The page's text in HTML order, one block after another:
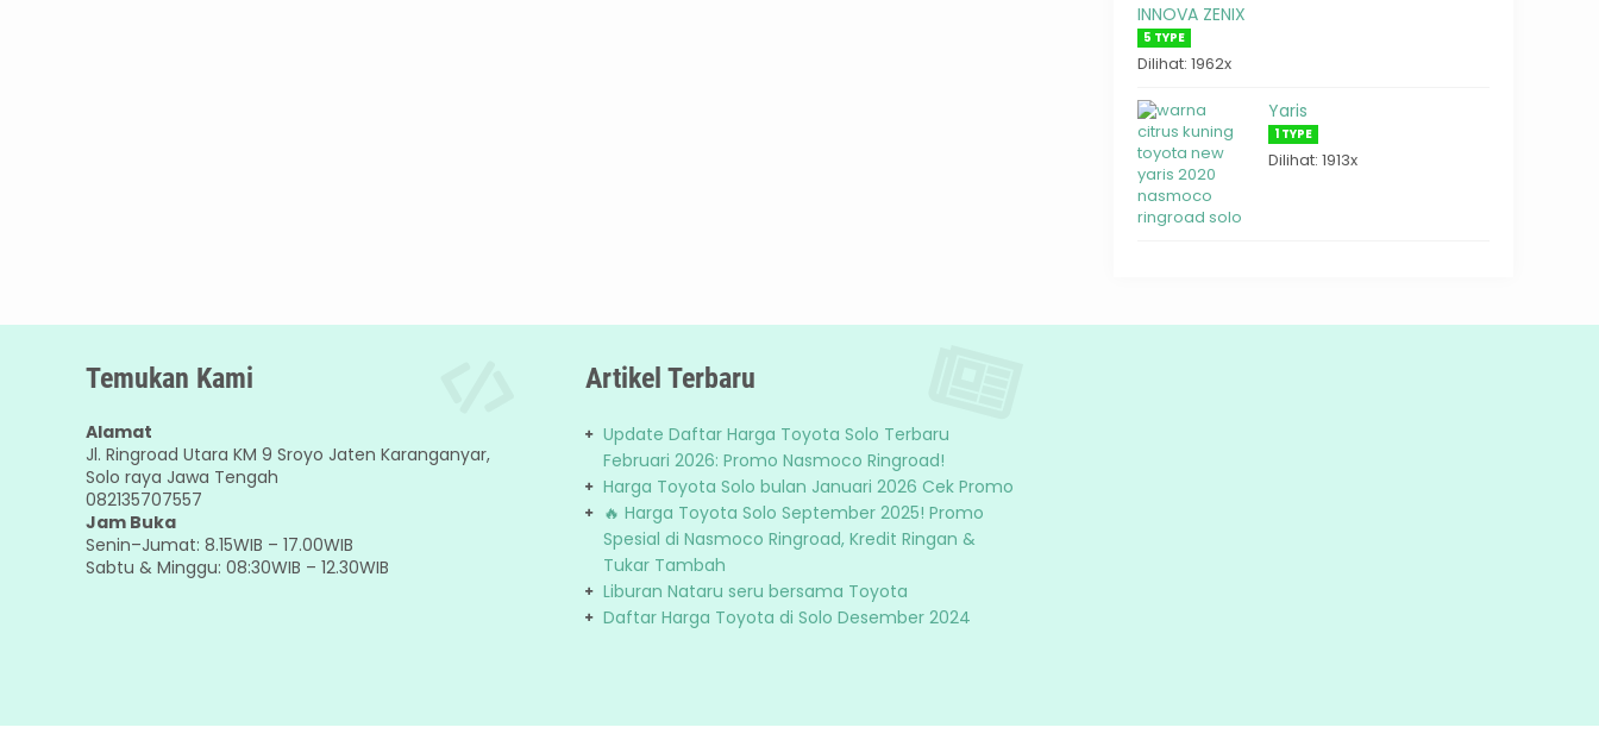
INNOVA ZENIX
5 TYPE
Dilihat: 1962x
Yaris
1 TYPE
Dilihat: 1913x
Temukan Kami
Alamat
Jl. Ringroad Utara KM 9 Sroyo Jaten Karanganyar,
Solo raya Jawa Tengah
082135707557
Jam Buka
Senin–Jumat: 8.15WIB – 17.00WIB
Sabtu & Minggu: 08:30WIB – 12.30WIB
Artikel Terbaru
Update Daftar Harga Toyota Solo Terbaru
Februari 2026: Promo Nasmoco Ringroad!
Harga Toyota Solo bulan Januari 2026 Cek Promo
🔥 Harga Toyota Solo September 2025! Promo
Spesial di Nasmoco Ringroad, Kredit Ringan &
Tukar Tambah
Liburan Nataru seru bersama Toyota
Daftar Harga Toyota di Solo Desember 2024